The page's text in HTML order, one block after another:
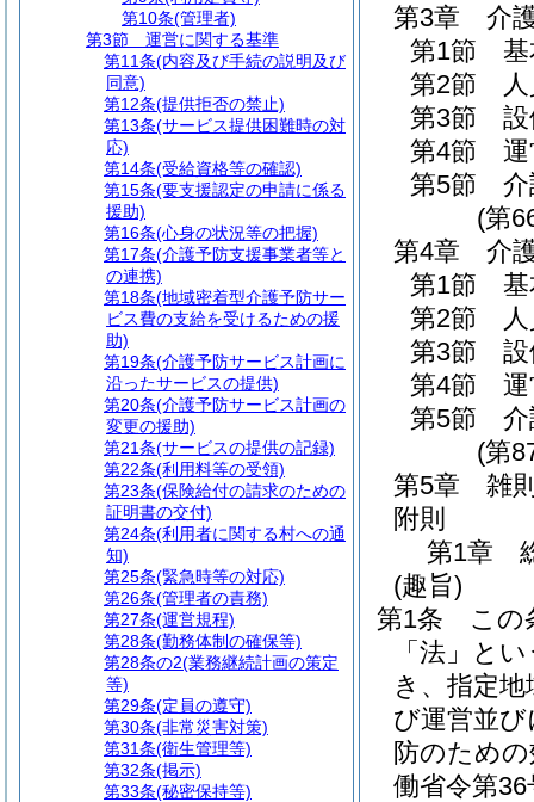
第3章
介
第1節
第2節
第3節
第4節
第5節
(第
第4章
介
第1節
第2節
第3節
第4節
第5節
(第
第5章
雑
附則
第1章
(趣旨)
第1条
この
「法」と
き、指定
び運営並
防のため
働省令第36
第10条(管理者)
第3節
運営に関する基準
第11条(内容及び手続の説明及び
同意)
第12条(提供拒否の禁止)
第13条(サービス提供困難時の対
応)
第14条(受給資格等の確認)
第15条(要支援認定の申請に係る
援助)
第16条(心身の状況等の把握)
第17条(介護予防支援事業者等と
の連携)
第18条(地域密着型介護予防サー
ビス費の支給を受けるための援
助)
第19条(介護予防サービス計画に
沿ったサービスの提供)
第20条(介護予防サービス計画の
変更の援助)
第21条(サービスの提供の記録)
第22条(利用料等の受領)
第23条(保険給付の請求のための
証明書の交付)
第24条(利用者に関する村への通
知)
第25条(緊急時等の対応)
第26条(管理者の責務)
第27条(運営規程)
第28条(勤務体制の確保等)
第28条の2(業務継続計画の策定
等)
第29条(定員の遵守)
第30条(非常災害対策)
第31条(衛生管理等)
第32条(掲示)
第33条(秘密保持等)